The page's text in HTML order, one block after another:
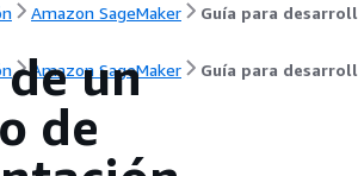
Amazon SageMaker
Amazon SageMaker Guía para
un
de